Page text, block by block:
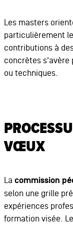
Les masters
particulièrement
contributions à
concrètes s'avère
ou techniques.
VŒUX
La commission
selon une grille
expériences
formation visée.